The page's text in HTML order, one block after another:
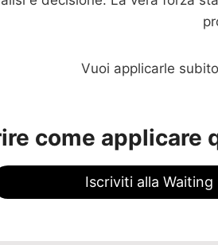
Vuoi applicarle
come applicare
Iscriviti alla